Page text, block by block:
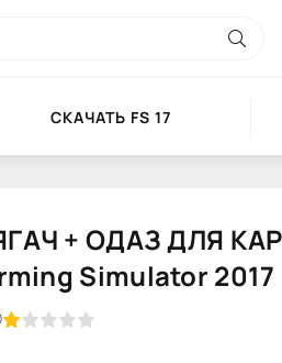
СКАЧАТЬ FS 17
+ ОДАЗ ДЛЯ
Simulator 2017